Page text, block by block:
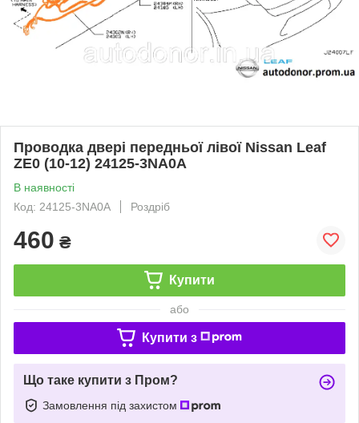
Проводка двері передньої лівої Nissan Leaf
ZE0 (10-12) 24125-3NA0A
В наявності
Код: 24125-3NA0A
Роздріб
460 ₴
Купити
або
Купити з
Що таке купити з Пром?
Замовлення під захистом